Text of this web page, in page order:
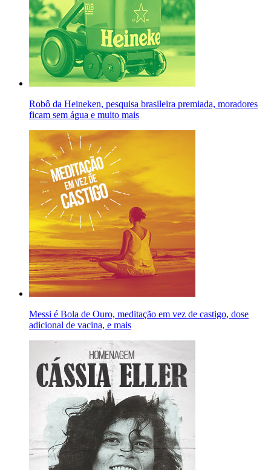
Robô da Heineken, pesquisa brasileira premiada, moradores
ficam sem água e muito mais
Messi é Bola de Ouro, meditação em vez de castigo, dose
adicional de vacina, e mais